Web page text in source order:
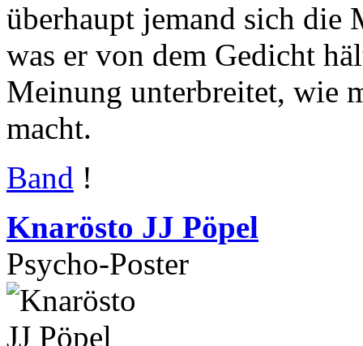
überhaupt jemand sich die
was er von dem Gedicht
Meinung unterbreitet, wie
macht.
Band !
Knarösto JJ Pöpel
Psycho-Poster